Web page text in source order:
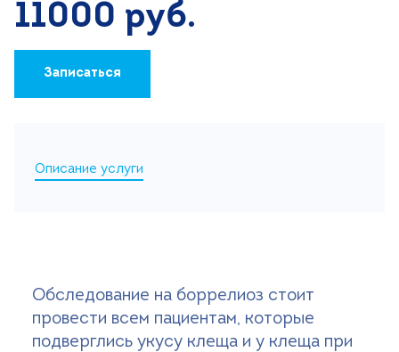
Записаться на прием
11000 руб.
Записаться
Описание услуги
Обследование на боррелиоз стоит
провести всем пациентам, которые
подверглись укусу клеща и у клеща при